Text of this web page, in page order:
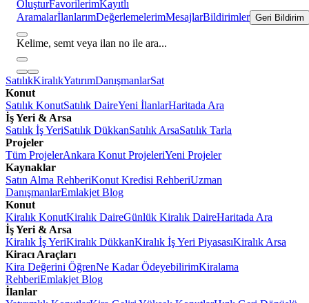
OluşturFavorilerimKayıtlı
AramalarİlanlarımDeğerlemelerimMesajlarBildirimler Geri Bildirim
Kelime, semt veya ilan no ile ara...
SatılıkKiralıkYatırımDanışmanlarSat
Konut
Satılık KonutSatılık DaireYeni İlanlarHaritada Ara
İş Yeri & Arsa
Satılık İş YeriSatılık DükkanSatılık ArsaSatılık Tarla
Projeler
Tüm ProjelerAnkara Konut ProjeleriYeni Projeler
Kaynaklar
Satın Alma RehberiKonut Kredisi RehberiUzman
DanışmanlarEmlakjet Blog
Konut
Kiralık KonutKiralık DaireGünlük Kiralık DaireHaritada Ara
İş Yeri & Arsa
Kiralık İş YeriKiralık DükkanKiralık İş Yeri PiyasasıKiralık Arsa
Kiracı Araçları
Kira Değerini ÖğrenNe Kadar ÖdeyebilirimKiralama
RehberiEmlakjet Blog
İlanlar